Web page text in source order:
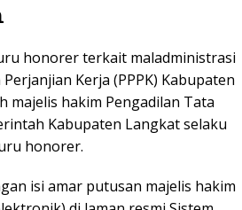
honorer terkait maladministrasi
Kerja (PPPK) Kabupaten
majelis hakim Pengadilan Tata
Kabupaten Langkat selaku
honorer.
isi amar putusan majelis hakim